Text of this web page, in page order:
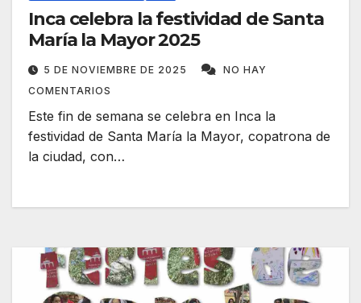
Inca celebra la festividad de Santa
María la Mayor 2025
5 DE NOVIEMBRE DE 2025
NO HAY
COMENTARIOS
Este fin de semana se celebra en Inca la
festividad de Santa María la Mayor, copatrona de
la ciudad, con…